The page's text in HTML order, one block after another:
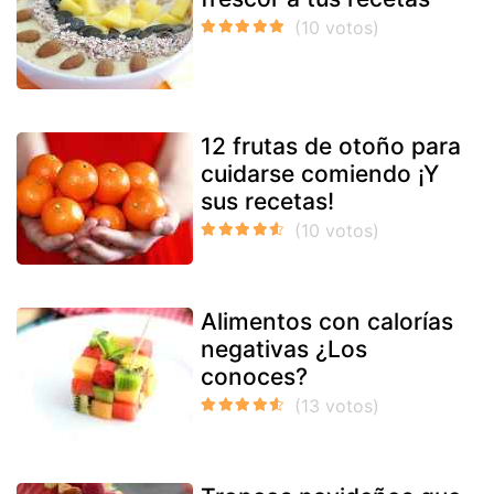
12 frutas de otoño para
cuidarse comiendo ¡Y
sus recetas!
Alimentos con calorías
negativas ¿Los
conoces?